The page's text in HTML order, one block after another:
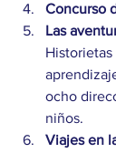
Concurso
Las
ocho
niños.
Viajes en